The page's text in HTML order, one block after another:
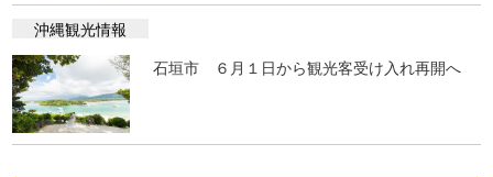
沖縄観光情報
石垣市 ６月１日から観光客受け入れ再開へ